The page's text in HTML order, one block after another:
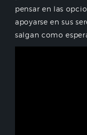
pensar en las
apoyarse en sus
salgan como